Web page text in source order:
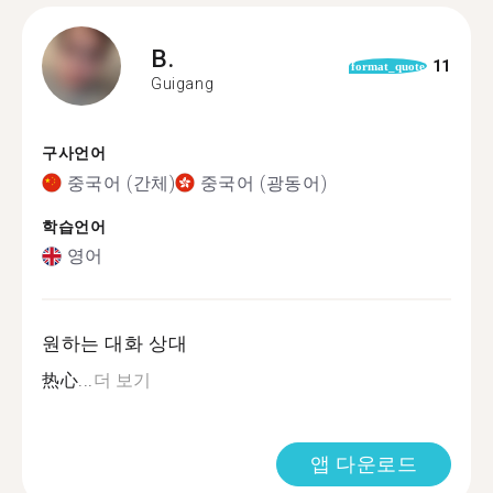
B.
Guigang
format_quote 11
구사언어
중국어 (간체) 중국어 (광동어)
학습언어
영어
원하는 대화 상대
热心...더 보기
앱 다운로드